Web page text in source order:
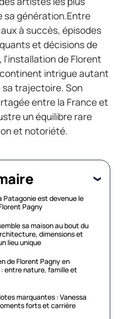
sa génération.Entre
à succès, épisodes
et décisions de
de Florent
intrigue autant
sa trajectoire. Son
entre la France et
un équilibre rare
et notoriété.
Patagonie est devenue le
Pagny
sa maison au bout du
dimensions et
lieu unique
de Florent Pagny en
entre nature, famille et
marquantes : Vanessa
forts et carrière